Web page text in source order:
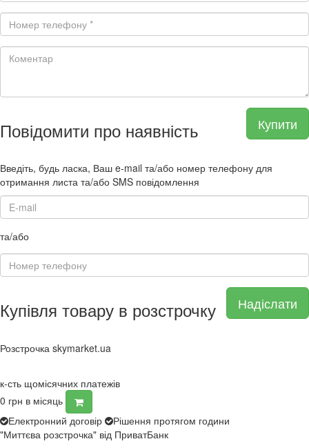
Купити
Повідомити про наявність
Введіть, будь ласка, Ваш e-mail та/або номер телефону для
отримання листа та/або SMS повідомлення
та/або
Надіслати
Купівля товару в розстрочку
Розстрочка skymarket.ua
к-сть щомісячних платежів
0 грн в місяць
Електронний договір
Рішення протягом години
"Миттєва розстрочка" від ПриватБанк